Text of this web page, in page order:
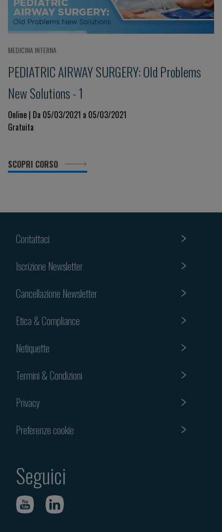
MEDICINA INTERNA
PEDIATRIC AIRWAY SURGERY: Old Problems
New Solutions - 1
Online | Da 05/03/2021 a 05/03/2021
Gratuita
SCOPRI CORSO
Contattaci
Iscrizione Newsletter
Cancellazione Newsletter
Etica & Compliance
Netiquette
Termini & Condizioni
Privacy
Preferenze cookie
Seguici